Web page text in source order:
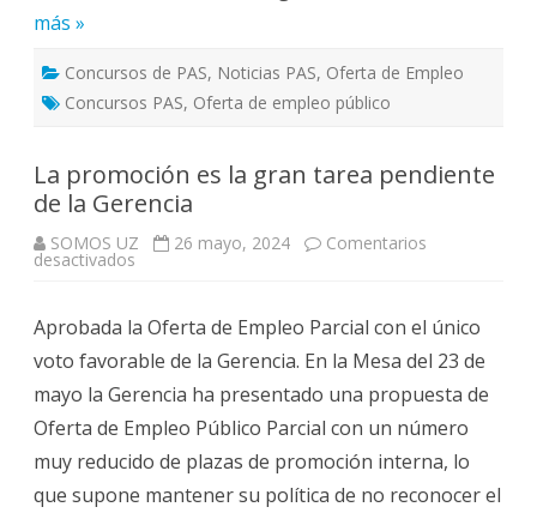
más »
Concursos de PAS, Noticias PAS, Oferta de Empleo
Concursos PAS, Oferta de empleo público
La promoción es la gran tarea pendiente
de la Gerencia
SOMOS UZ 26 mayo, 2024 Comentarios
desactivados
la
gran
tarea
pendiente
de
la
Gerencia
Aprobada la Oferta de Empleo Parcial con el único
voto favorable de la Gerencia. En la Mesa del 23 de
mayo la Gerencia ha presentado una propuesta de
Oferta de Empleo Público Parcial con un número
muy reducido de plazas de promoción interna, lo
que supone mantener su política de no reconocer el